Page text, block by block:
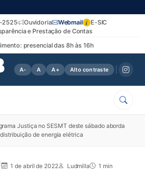
presencial das 8h às 16h
2525 Ouvidoria Webmail i E-SIC
e Prestação de Contas
A- A A+ Alto contraste
Justiça no SESMT deste sábado aborda
de energia elétrica
1 de abril de 2022 Ludmilla 1 min